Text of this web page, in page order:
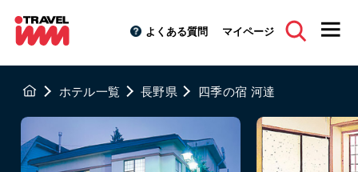
よくある質問 マイページ
ホテル一覧 長野県 四季の宿 河達